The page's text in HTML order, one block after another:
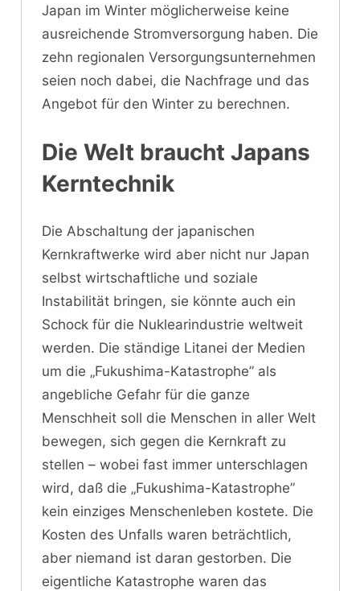
Japan im Winter möglicherweise keine
ausreichende Stromversorgung haben. Die
zehn regionalen Versorgungsunternehmen
seien noch dabei, die Nachfrage und das
Angebot für den Winter zu berechnen.
Die Welt braucht Japans
Kerntechnik
Die Abschaltung der japanischen
Kernkraftwerke wird aber nicht nur Japan
selbst wirtschaftliche und soziale
Instabilität bringen, sie könnte auch ein
Schock für die Nuklearindustrie weltweit
werden. Die ständige Litanei der Medien
um die „Fukushima-Katastrophe” als
angebliche Gefahr für die ganze
Menschheit soll die Menschen in aller Welt
bewegen, sich gegen die Kernkraft zu
stellen – wobei fast immer unterschlagen
wird, daß die „Fukushima-Katastrophe”
kein einziges Menschenleben kostete. Die
Kosten des Unfalls waren beträchtlich,
aber niemand ist daran gestorben. Die
eigentliche Katastrophe waren das